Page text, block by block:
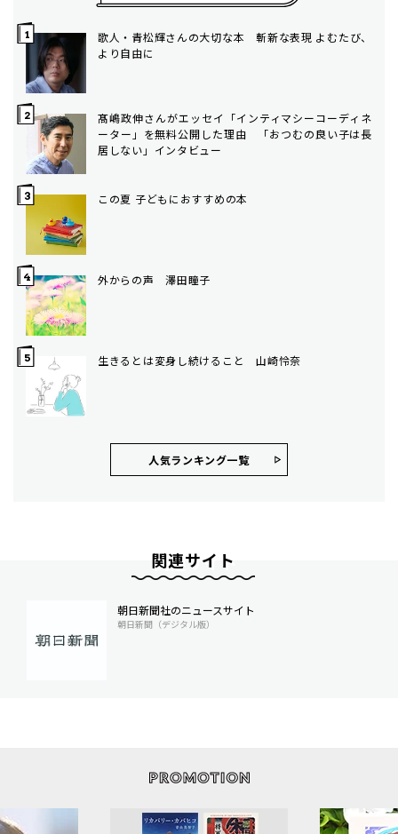
歌人・青松輝さんの大切な本 斬新な表現 よむたび、
より自由に
髙嶋政伸さんがエッセイ「インティマシーコーディネ
ーター」を無料公開した理由 「おつむの良い子は長
居しない」インタビュー
この夏 子どもにおすすめの本
外からの声 澤田瞳子
生きるとは変身し続けること 山崎怜奈
人気ランキング⼀覧
関連サイト
朝日新聞社のニュースサイト
朝日新聞（デジタル版）